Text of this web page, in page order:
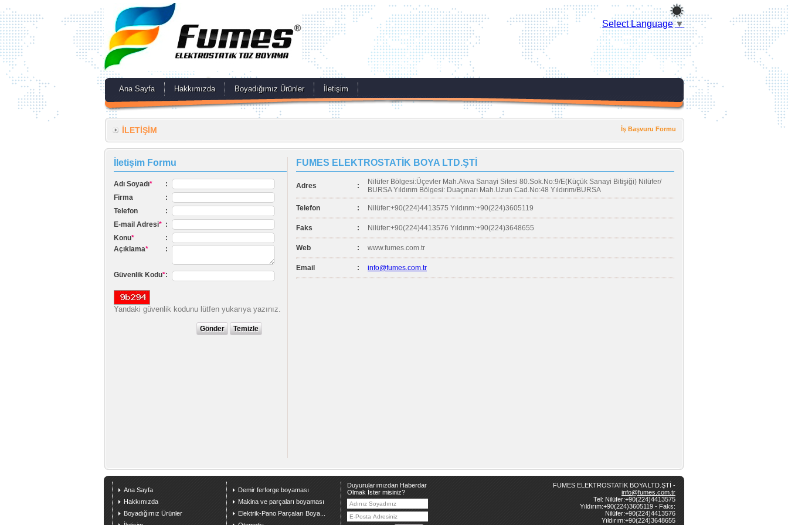
Select Language▼
Ana Sayfa Hakkımızda Boyadığımız Ürünler İletişim
İLETİŞİM İş Başvuru Formu
İletişim Formu
Adı Soyadı*
:
Firma
:
Telefon
:
E-mail Adresi* :
Konu*
:
Açıklama* :
Güvenlik Kodu*:
Yandaki güvenlik kodunu lütfen yukarıya yazınız.
FUMES ELEKTROSTATİK BOYA LTD.ŞTİ
Adres :
Nilüfer Bölgesi:Üçevler Mah.Akva Sanayi Sitesi 80.Sok.No:9/E(Küçük Sanayi Bitişiği) Nilüfer/
BURSA Yıldırım Bölgesi: Duaçınarı Mah.Uzun Cad.No:48 Yıldırım/BURSA
Telefon : Nilüfer:+90(224)4413575 Yıldırım:+90(224)3605119
Faks : Nilüfer:+90(224)4413576 Yıldırım:+90(224)3648655
Web : www.fumes.com.tr
Email : info@fumes.com.tr
Ana Sayfa
Hakkımızda
Boyadığımız Ürünler
Demir ferforge boyaması
Makina ve parçaları boyaması
Elektrik-Pano Parçaları Boya...
Duyurularımızdan Haberdar
Olmak İster misiniz?
FUMES ELEKTROSTATİK BOYA LTD.ŞTİ -
info@fumes.com.tr
Tel: Nilüfer:+90(224)4413575
Yıldırım:+90(224)3605119 - Faks:
Nilüfer:+90(224)4413576
Yıldırım:+90(224)3648655